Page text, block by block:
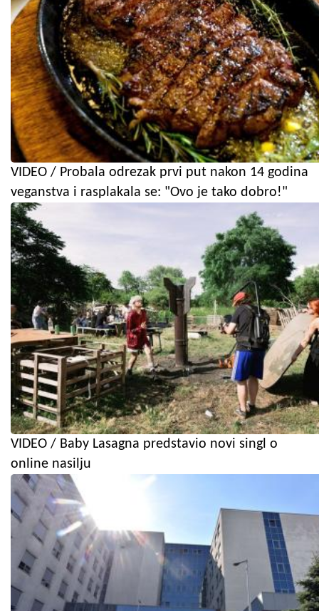
VIDEO / Probala odrezak prvi put nakon 14 godina
veganstva i rasplakala se: "Ovo je tako dobro!"
VIDEO / Baby Lasagna predstavio novi singl o
online nasilju